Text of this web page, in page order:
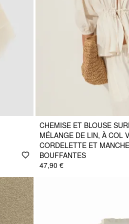
CHEMISE ET BLOUSE
MÉLANGE DE LIN, À COL
CORDELETTE ET
BOUFFANTES
47,90 €